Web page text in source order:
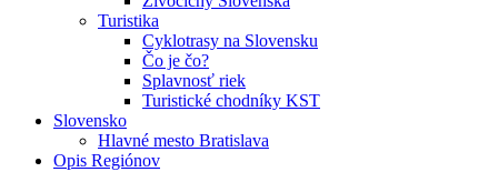
Turistika
Cyklotrasy na Slovensku
Čo je čo?
Splavnosť riek
Turistické chodníky KST
Slovensko
Hlavné mesto Bratislava
Opis Regiónov